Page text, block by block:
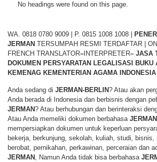
No headings were found on this page.
WA. 0818 0780 9009 | P. 0815 1008 1008 |
JERMAN TERSUMPAH RESMI TERDAFTAR |
FRENCH TRANSLATOR– INTERPRETER– JASA
DOKUMEN PERSYARATAN LEGALISASI BUKU
KEMENAG KEMENTERIAN AGAMA
Anda sedang di JERMAN-BERLIN? Atau akan
Anda berada di Indonesia dan berbisnis dengan
JERMAN? Atau berhubungan dan berinteraksi
Atau Anda memeliki dokumen berbahasa JERMAN
mempersiapkan dokumen untuk keperluan
bekerja, berkunjung, sekolah, kuliah, studi, bisnis,
berobat, pernikahan, perkawinan, perceraian dan
JERMAN
, Namun Anda tidak bisa berbahasa